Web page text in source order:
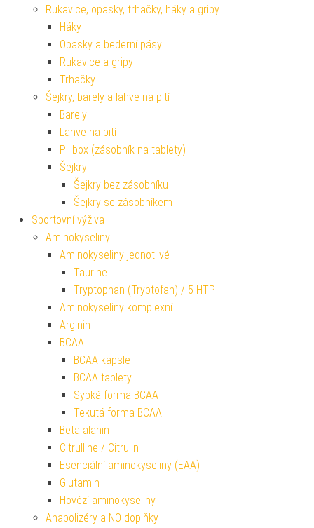
Rukavice, opasky, trhačky, háky a gripy
Háky
Opasky a bederní pásy
Rukavice a gripy
Trhačky
Šejkry, barely a lahve na pití
Barely
Lahve na pití
Pillbox (zásobník na tablety)
Šejkry
Šejkry bez zásobníku
Šejkry se zásobníkem
Sportovní výživa
Aminokyseliny
Aminokyseliny jednotlivé
Taurine
Tryptophan (Tryptofan) / 5-HTP
Aminokyseliny komplexní
Arginin
BCAA
BCAA kapsle
BCAA tablety
Sypká forma BCAA
Tekutá forma BCAA
Beta alanin
Citrulline / Citrulin
Esenciální aminokyseliny (EAA)
Glutamin
Hovězí aminokyseliny
Anabolizéry a NO doplňky